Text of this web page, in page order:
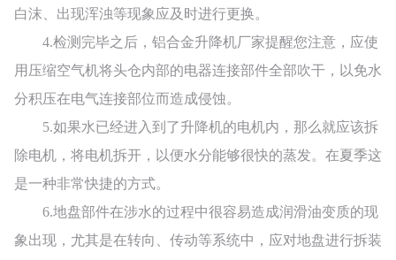
白沫、出现浑浊等现象应及时进行更换。
4.检测完毕之后，铝合金升降机厂家提醒您注意，应使
用压缩空气机将头仓内部的电器连接部件全部吹干，以免水
分积压在电气连接部位而造成侵蚀。
5.如果水已经进入到了升降机的电机内，那么就应该拆
除电机，将电机拆开，以便水分能够很快的蒸发。在夏季这
是一种非常快捷的方式。
6.地盘部件在涉水的过程中很容易造成润滑油变质的现
象出现，尤其是在转向、传动等系统中，应对地盘进行拆装